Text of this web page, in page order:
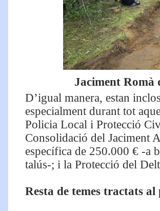
Jaciment Romà
D’igual manera, estan
especialment durant tot
Policia Local i Protecció
Consolidació del Jaciment
específica de 250.000 € -a
talús-; i la Protecció del
Resta de temes tractats